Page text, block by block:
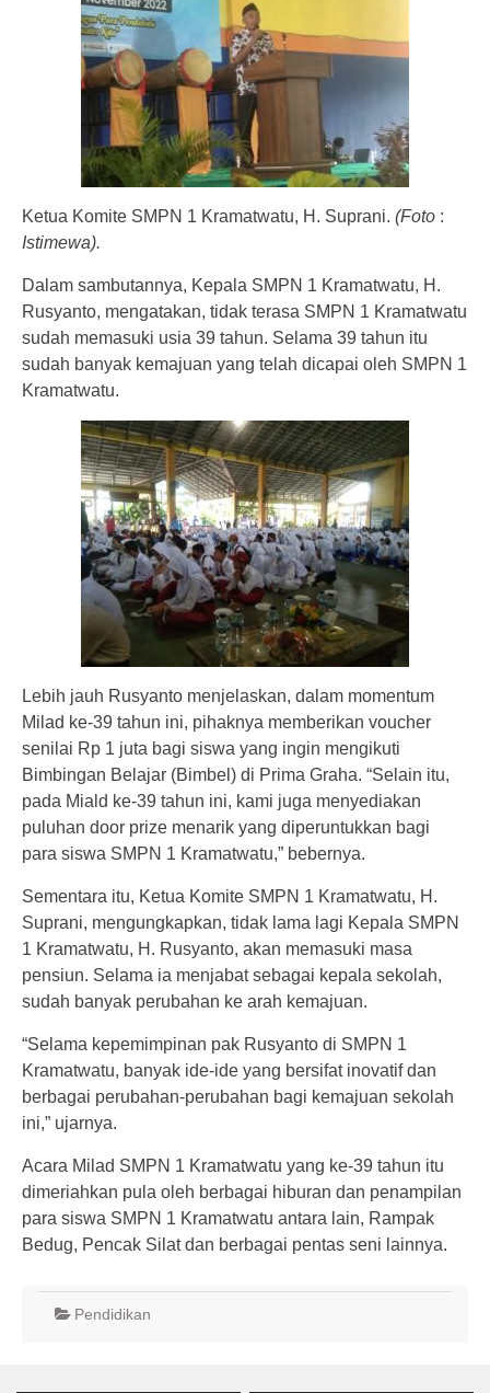
Ketua Komite SMPN 1 Kramatwatu, H. Suprani. (Foto :
Istimewa).
Dalam sambutannya, Kepala SMPN 1 Kramatwatu, H.
Rusyanto, mengatakan, tidak terasa SMPN 1 Kramatwatu
sudah memasuki usia 39 tahun. Selama 39 tahun itu
sudah banyak kemajuan yang telah dicapai oleh SMPN 1
Kramatwatu.
Lebih jauh Rusyanto menjelaskan, dalam momentum
Milad ke-39 tahun ini, pihaknya memberikan voucher
senilai Rp 1 juta bagi siswa yang ingin mengikuti
Bimbingan Belajar (Bimbel) di Prima Graha. “Selain itu,
pada Miald ke-39 tahun ini, kami juga menyediakan
puluhan door prize menarik yang diperuntukkan bagi
para siswa SMPN 1 Kramatwatu,” bebernya.
Sementara itu, Ketua Komite SMPN 1 Kramatwatu, H.
Suprani, mengungkapkan, tidak lama lagi Kepala SMPN
1 Kramatwatu, H. Rusyanto, akan memasuki masa
pensiun. Selama ia menjabat sebagai kepala sekolah,
sudah banyak perubahan ke arah kemajuan.
“Selama kepemimpinan pak Rusyanto di SMPN 1
Kramatwatu, banyak ide-ide yang bersifat inovatif dan
berbagai perubahan-perubahan bagi kemajuan sekolah
ini,” ujarnya.
Acara Milad SMPN 1 Kramatwatu yang ke-39 tahun itu
dimeriahkan pula oleh berbagai hiburan dan penampilan
para siswa SMPN 1 Kramatwatu antara lain, Rampak
Bedug, Pencak Silat dan berbagai pentas seni lainnya.
Pendidikan